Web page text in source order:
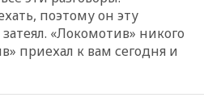
поэтому он эту
«Локомотив» никого
приехал к вам сегодня и